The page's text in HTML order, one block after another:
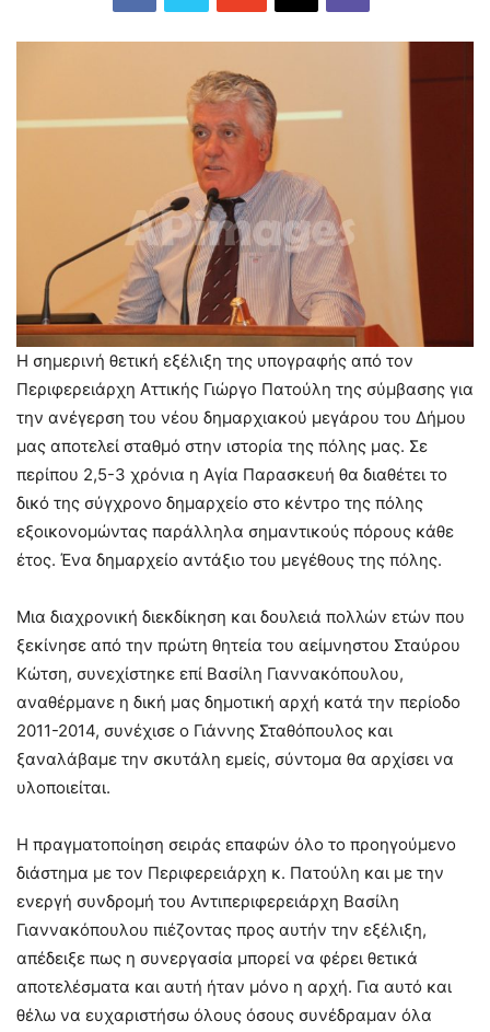
Η σημερινή θετική εξέλιξη της υπογραφής από τον
Περιφερειάρχη Αττικής Γιώργο Πατούλη της σύμβασης για
την ανέγερση του νέου δημαρχιακού μεγάρου του Δήμου
μας αποτελεί σταθμό στην ιστορία της πόλης μας. Σε
περίπου 2,5-3 χρόνια η Αγία Παρασκευή θα διαθέτει το
δικό της σύγχρονο δημαρχείο στο κέντρο της πόλης
εξοικονομώντας παράλληλα σημαντικούς πόρους κάθε
έτος. Ένα δημαρχείο αντάξιο του μεγέθους της πόλης.
Μια διαχρονική διεκδίκηση και δουλειά πολλών ετών που
ξεκίνησε από την πρώτη θητεία του αείμνηστου Σταύρου
Κώτση, συνεχίστηκε επί Βασίλη Γιαννακόπουλου,
αναθέρμανε η δική μας δημοτική αρχή κατά την περίοδο
2011-2014, συνέχισε ο Γιάννης Σταθόπουλος και
ξαναλάβαμε την σκυτάλη εμείς, σύντομα θα αρχίσει να
υλοποιείται.
Η πραγματοποίηση σειράς επαφών όλο το προηγούμενο
διάστημα με τον Περιφερειάρχη κ. Πατούλη και με την
ενεργή συνδρομή του Αντιπεριφερειάρχη Βασίλη
Γιαννακόπουλου πιέζοντας προς αυτήν την εξέλιξη,
απέδειξε πως η συνεργασία μπορεί να φέρει θετικά
αποτελέσματα και αυτή ήταν μόνο η αρχή. Για αυτό και
θέλω να ευχαριστήσω όλους όσους συνέδραμαν όλα